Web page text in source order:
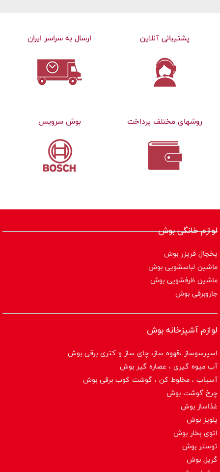
پشتیبانی آنلاین ارسال به سراسر ایران
روشهای مختلف پرداخت بوش سرویس
لوازم خانگی بوش
یخچال فریزر بوش
ماشین لباسشویی بوش
ماشین ظرفشویی بوش
جاروبرقی بوش
لوازم آشپزخانه بوش
اسپرسوساز ،قهوه ساز، چای ساز و کتری برقی بوش
آب میوه گیری ، عصاره گیر بوش
آسیاب ، مخلوط کن ، گوشت کوب برقی بوش
چرخ گوشت بوش
غذاساز بوش
پلوپز بوش
اتوی بخار بوش
توستر بوش
گریل بوش